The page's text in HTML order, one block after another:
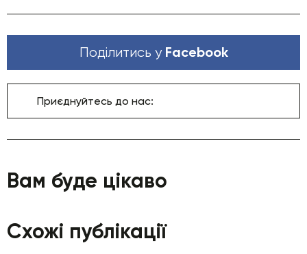
Поділитись у Facebook
Приєднуйтесь до нас:
Вам буде цікаво
Схожі публікації